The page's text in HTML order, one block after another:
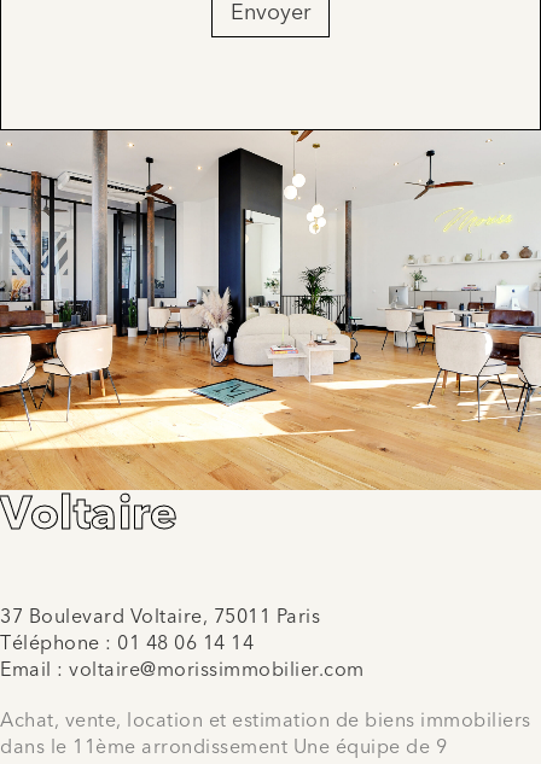
Envoyer
Voltaire
37 Boulevard Voltaire, 75011 Paris
Téléphone : 01 48 06 14 14
Email : voltaire@morissimmobilier.com
Achat, vente, location et estimation de biens immobiliers
dans le 11ème arrondissement Une équipe de 9